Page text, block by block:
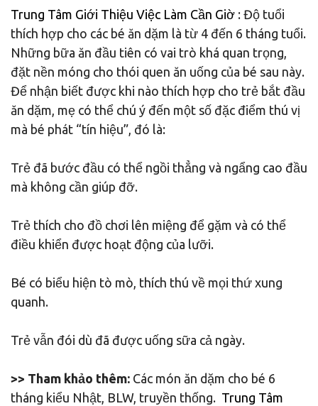
Trung Tâm Giới Thiệu Việc Làm Cần Giờ : Độ tuổi
thích hợp cho các bé ăn dặm là từ 4 đến 6 tháng tuổi.
Những bữa ăn đầu tiên có vai trò khá quan trọng,
đặt nền móng cho thói quen ăn uống của bé sau này.
Để nhận biết được khi nào thích hợp cho trẻ bắt đầu
ăn dặm, mẹ có thể chú ý đến một số đặc điểm thú vị
mà bé phát “tín hiệu”, đó là:
Trẻ đã bước đầu có thể ngồi thẳng và ngẩng cao đầu
mà không cần giúp đỡ.
Trẻ thích cho đồ chơi lên miệng để gặm và có thể
điều khiển được hoạt động của lưỡi.
Bé có biểu hiện tò mò, thích thú về mọi thứ xung
quanh.
Trẻ vẫn đói dù đã được uống sữa cả ngày.
>> Tham khảo thêm: Các món ăn dặm cho bé 6
tháng kiểu Nhật, BLW, truyền thống. Trung Tâm